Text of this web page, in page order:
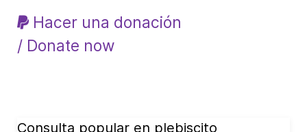
Hacer una donación
/ Donate now
Consulta popular en plebiscito